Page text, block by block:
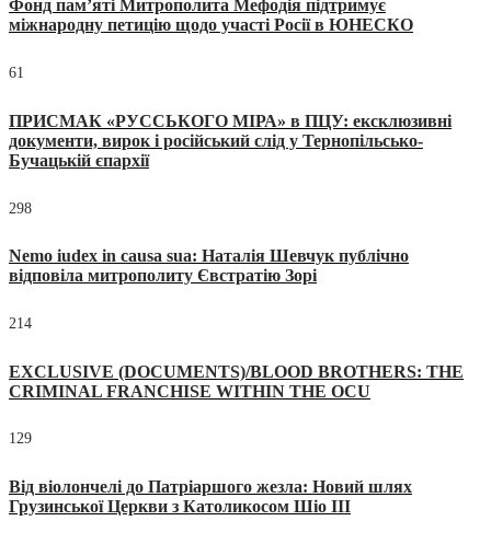
Фонд пам’яті Митрополита Мефодія підтримує
міжнародну петицію щодо участі Росії в ЮНЕСКО
61
ПРИСМАК «РУССЬКОГО МІРА» в ПЦУ: ексклюзивні
документи, вирок і російський слід у Тернопільсько-
Бучацькій єпархії
298
Nemo iudex in causa sua: Наталія Шевчук публічно
відповіла митрополиту Євстратію Зорі
214
EXCLUSIVE (DOCUMENTS)/BLOOD BROTHERS: THE
CRIMINAL FRANCHISE WITHIN THE OCU
129
Від віолончелі до Патріаршого жезла: Новий шлях
Грузинської Церкви з Католикосом Шіо III